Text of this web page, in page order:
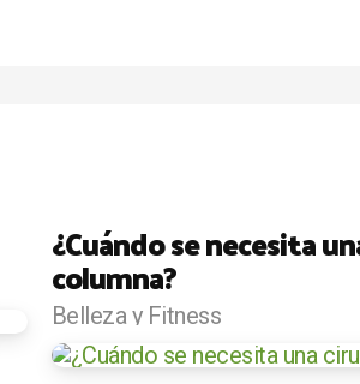
¿Cuándo se necesita
columna?
Belleza y Fitness